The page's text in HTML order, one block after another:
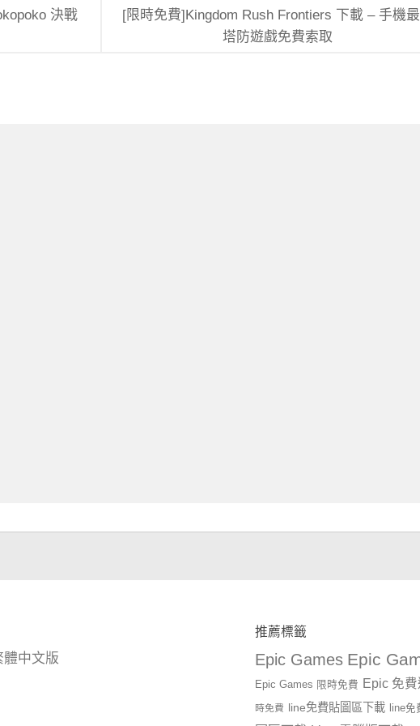
[限時免費]Kingdom Rush Frontiers 下載 – 手機
塔防遊戲免費索取
決戰
體中文版
推薦標籤
Epic Games Epic
Epic Games 限時免費 Epic 免
時免費 line免費貼圖區下載 line